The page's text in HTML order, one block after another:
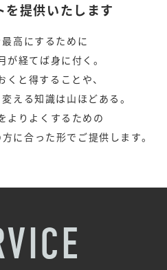
を提供いたします
高にするために
が経てば身に付く。
くと得することや、
える知識は 山ほどある。
よりよくするための
に合った形でご提供します。